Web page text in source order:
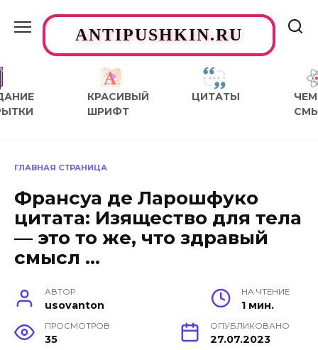
содержаниюANTIPUSHKIN.RU
КРАСИВЫЙ
ШРИФТ
ЦИТАТЫ
ЧЕМ
ГЛАВНАЯ СТРАНИЦА
Франсуа де Ларошфуко
цитата: Изящество для тела
— это то же, что здравый
смысл …
АВТОР
usovanton
НА ЧТЕНИЕ
1 мин.
ПРОСМОТРОВ
35
ОПУБЛИКОВАНО
27.07.2023